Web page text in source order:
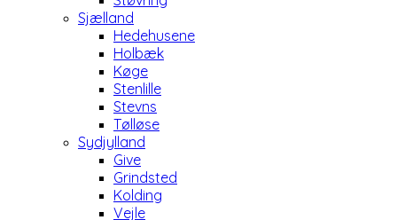
Sjælland
Hedehusene
Holbæk
Køge
Stenlille
Stevns
Tølløse
Sydjylland
Give
Grindsted
Kolding
Vejle